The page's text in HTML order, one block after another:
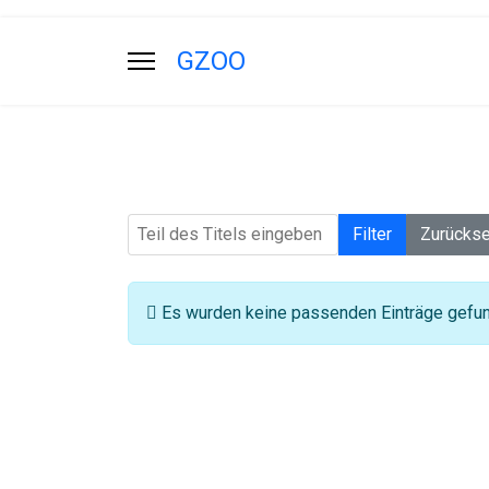
GZOO
Teil des Titels eingeben Filter
Information
Es wurden keine passenden Einträge